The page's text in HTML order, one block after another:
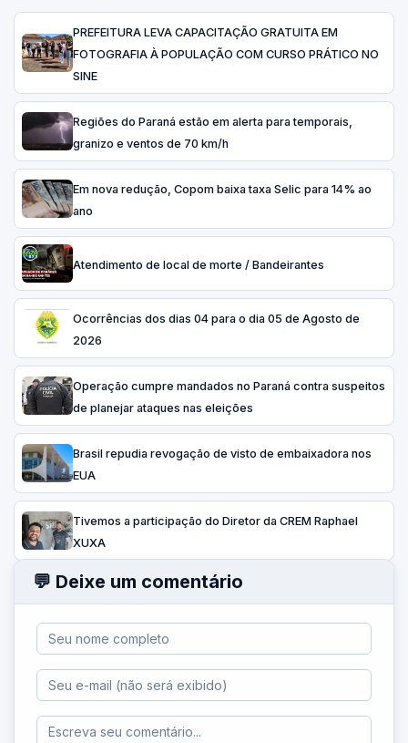
PREFEITURA LEVA CAPACITAÇÃO GRATUITA EM
FOTOGRAFIA À POPULAÇÃO COM CURSO PRÁTICO NO
SINE
Regiões do Paraná estão em alerta para temporais,
granizo e ventos de 70 km/h
Em nova redução, Copom baixa taxa Selic para 14% ao
ano
Atendimento de local de morte / Bandeirantes
Ocorrências dos dias 04 para o dia 05 de Agosto de
2026
Operação cumpre mandados no Paraná contra suspeitos
de planejar ataques nas eleições
Brasil repudia revogação de visto de embaixadora nos
EUA
Tivemos a participação do Diretor da CREM Raphael
XUXA
💬 Deixe um comentário